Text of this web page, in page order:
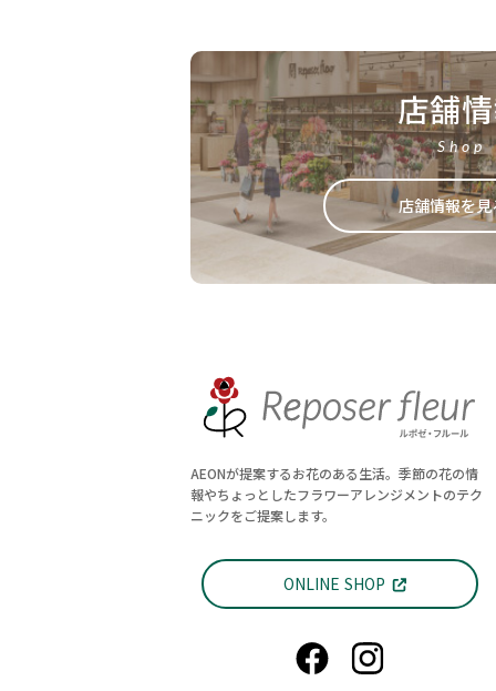
店舗
Shop
店舗情報を見
AEONが提案するお花のある生活。季節の花の情
報やちょっとしたフラワーアレンジメントのテク
ニックをご提案します。
ONLINE SHOP